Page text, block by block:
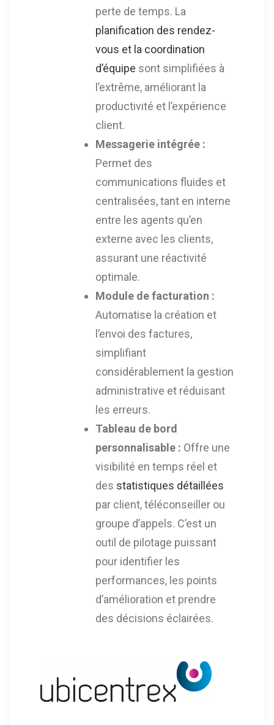
perte de temps. La
planification des rendez-
vous et la coordination
d’équipe sont simplifiées à
l’extrême, améliorant la
productivité et l’expérience
client.
Messagerie intégrée :
Permet des
communications fluides et
centralisées, tant en interne
entre les agents qu’en
externe avec les clients,
assurant une réactivité
optimale.
Module de facturation :
Automatise la création et
l’envoi des factures,
simplifiant
considérablement la gestion
administrative et réduisant
les erreurs.
Tableau de bord
personnalisable : Offre une
visibilité en temps réel et
des statistiques détaillées
par client, téléconseiller ou
groupe d’appels. C’est un
outil de pilotage puissant
pour identifier les
performances, les points
d’amélioration et prendre
des décisions éclairées.